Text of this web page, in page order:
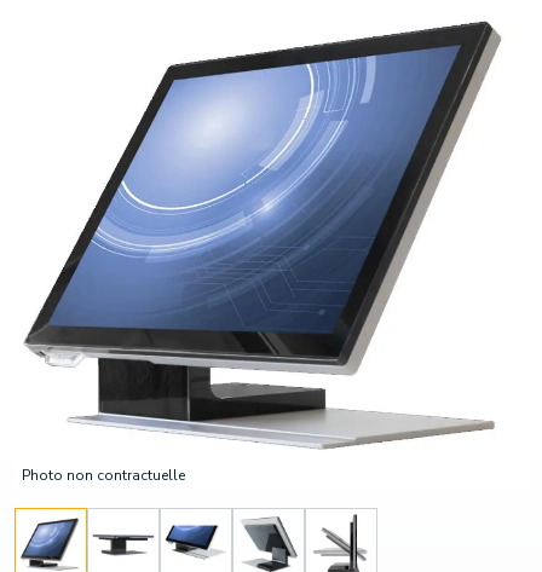
Photo non contractuelle